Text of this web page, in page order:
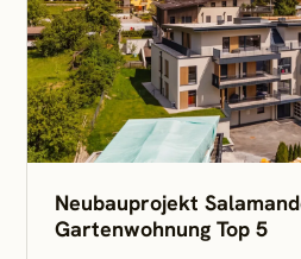
Neubauprojekt
Gartenwohnung Top 5